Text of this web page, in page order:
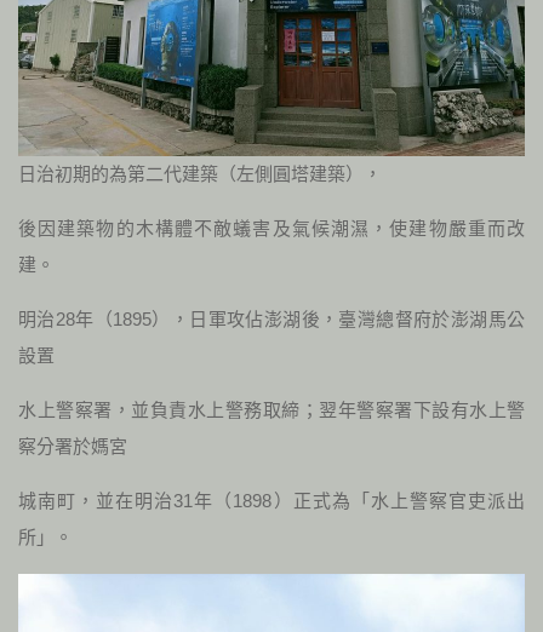
日治初期的為第二代建築（左側圓塔建築），
後因建築物的木構體不敵蟻害及氣候潮濕，使建物嚴重而改
建。
明治28年（1895），日軍攻佔澎湖後，臺灣總督府於澎湖馬公
設置
水上警察署，並負責水上警務取締；翌年警察署下設有水上警
察分署於媽宮
城南町，並在明治31年（1898）正式為「水上警察官吏派出
所」。